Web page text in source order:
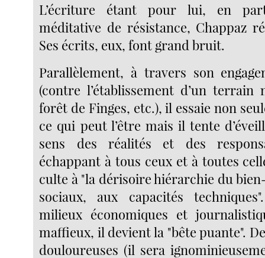
L’écriture étant pour lui, en
méditative de résistance, Chappaz
Ses écrits, eux, font grand bruit.
Parallèlement, à travers son
(contre l’établissement d’un
forêt de Finges, etc.), il essaie non
ce qui peut l’être mais il tente
sens des réalités et des
échappant à tous ceux et à toutes
culte à "la dérisoire hiérarchie du
sociaux, aux capacités
milieux économiques et
maffieux, il devient la "bête puante".
douloureuses (il sera